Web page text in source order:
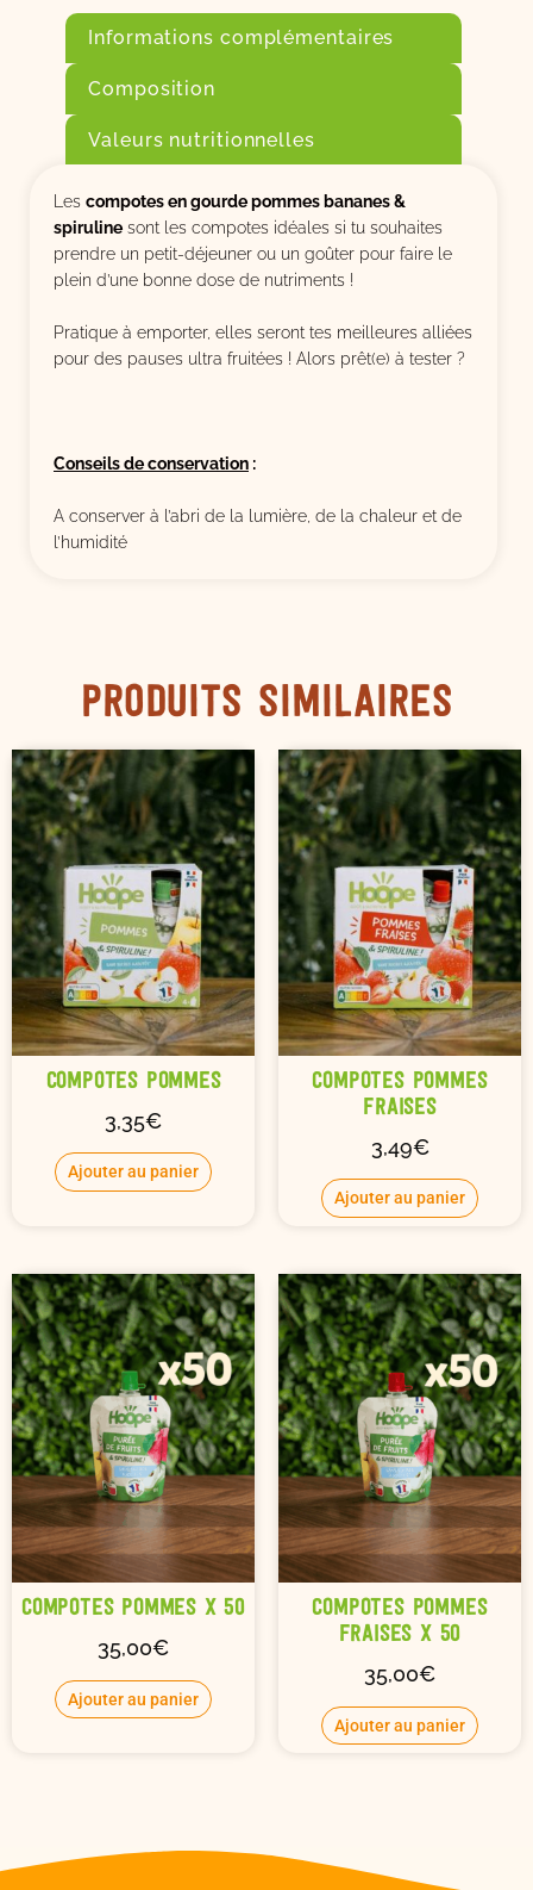
Informations complémentaires
Composition
Valeurs nutritionnelles
Les compotes en gourde pommes bananes &
spiruline sont les compotes idéales si tu souhaites
prendre un petit-déjeuner ou un goûter pour faire le
plein d’une bonne dose de nutriments !
Pratique à emporter, elles seront tes meilleures alliées
pour des pauses ultra fruitées ! Alors prêt(e) à tester ?
Conseils de conservation :
A conserver à l’abri de la lumière, de la chaleur et de
l’humidité
Produits similaires
Compotes Pommes
3,35€
Ajouter au panier
Compotes Pommes
Fraises
3,49€
Ajouter au panier
Compotes pommes x 50
35,00€
Ajouter au panier
Compotes pommes
fraises x 50
35,00€
Ajouter au panier